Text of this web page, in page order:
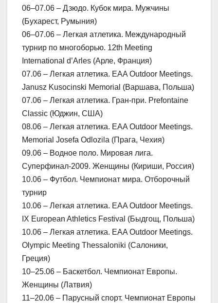
06–07.06 – Дзюдо. Кубок мира. Мужчины
(Бухарест, Румыния)
06–07.06 – Легкая атлетика. Международный
турнир по многоборью. 12th Meeting
International d’Arles (Арле, Франция)
07.06 – Легкая атлетика. EAA Outdoor Meetings.
Janusz Kusocinski Memorial (Варшава, Польша)
07.06 – Легкая атлетика. Гран-при. Prefontaine
Classic (Юджин, США)
08.06 – Легкая атлетика. EAA Outdoor Meetings.
Memorial Josefa Odlozila (Прага, Чехия)
09.06 – Водное поло. Мировая лига.
Суперфинал-2009. Женщины (Кириши, Россия)
10.06 – Футбол. Чемпионат мира. Отборочный
турнир
10.06 – Легкая атлетика. EAA Outdoor Meetings.
IX European Athletics Festival (Быдгощ, Польша)
10.06 – Легкая атлетика. EAA Outdoor Meetings.
Olympic Meeting Thessaloniki (Салоники,
Греция)
10–25.06 – Баскетбол. Чемпионат Европы.
Женщины (Латвия)
11–20.06 – Парусный спорт. Чемпионат Европы